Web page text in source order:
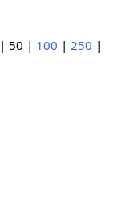
| 50 | 100 | 250 |